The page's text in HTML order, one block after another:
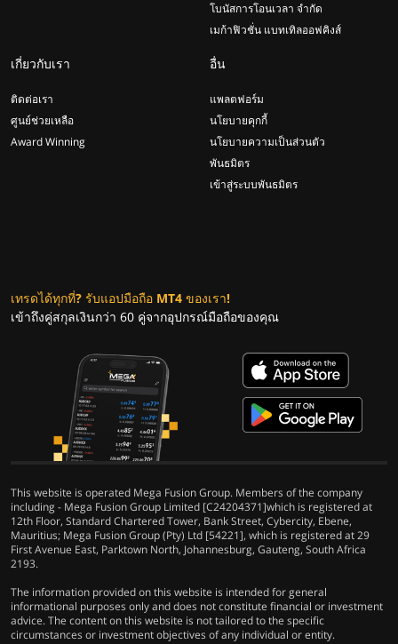
โบนัสการโอนเวลา จำกัด
เมก้าฟิวชั่น แบทเทิลออฟคิงส์
เกี่ยวกับเรา
ติดต่อเรา
ศูนย์ช่วยเหลือ
Award Winning
อื่น
แพลตฟอร์ม
นโยบายคุกกี้
นโยบายความเป็นส่วนตัว
พันธมิตร
เข้าสู่ระบบพันธมิตร
เทรดได้ทุกที่? รับแอปมือถือ MT4 ของเรา!
เข้าถึงคู่สกุลเงินกว่า 60 คู่จากอุปกรณ์มือถือของคุณ
This website is operated Mega Fusion Group. Members of the company
including - Mega Fusion Group Limited [C24204371]which is registered at
12th Floor, Standard Chartered Tower, Bank Street, Cybercity, Ebene,
Mauritius; Mega Fusion Group (Pty) Ltd [54221], which is registered at 29
First Avenue East, Parktown North, Johannesburg, Gauteng, South Africa
2193.
The information provided on this website is intended for general
informational purposes only and does not constitute financial or investment
advice. The content on this website is not tailored to the specific
circumstances or investment objectives of any individual or entity.